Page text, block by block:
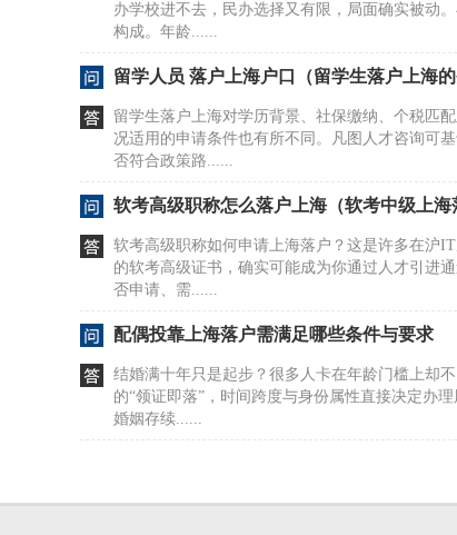
办学校进不去，民办选择又有限，局面确实被动
构成。年龄......
留学人员 落户上海户口（留学生落户上海的
留学生落户上海对学历背景、社保缴纳、个税匹
况适用的申请条件也有所不同。凡图人才咨询可
否符合政策路......
软考高级职称怎么落户上海（软考中级上海
软考高级职称如何申请上海落户？这是许多在沪
的软考高级证书，确实可能成为你通过人才引进
否申请、需......
配偶投靠上海落户需满足哪些条件与要求
结婚满十年只是起步？很多人卡在年龄门槛上却
的“领证即落”，时间跨度与身份属性直接决定办
婚姻存续......
标题里写着居转户，内容却全是人才引进的细则